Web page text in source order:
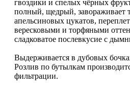
гвоздики и спелых чёрных
полный, щедрый, завораживает
апельсиновых цукатов,
вересковыми и торфяными
сладковатое послевкусие с
Выдерживается в дубовых
Розлив по бутылкам
фильтрации.